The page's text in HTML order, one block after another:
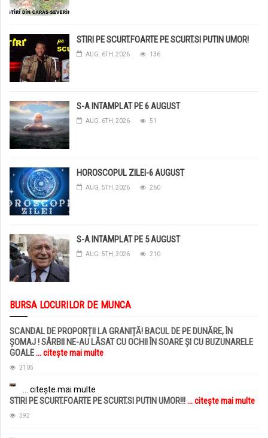
STIRI PE SCURT.FOARTE PE SCURT.SI PUTIN UMOR!
AUG. 6TH, 2026 136
S-A INTAMPLAT PE 6 AUGUST
AUG. 6TH, 2026 51
HOROSCOPUL ZILEI-6 AUGUST
AUG. 5TH, 2026 260
S-A INTAMPLAT PE 5 AUGUST
AUG. 5TH, 2026 210
BURSA LOCURILOR DE MUNCA
SCANDAL DE PROPORȚII LA GRANIȚĂ! BACUL DE PE DUNĂRE, ÎN
ȘOMAJ ! SÂRBII NE-AU LĂSAT CU OCHII ÎN SOARE ȘI CU BUZUNARELE
GOALE... citește mai multe
2105
... citește mai multe
STIRI PE SCURT.FOARTE PE SCURT.SI PUTIN UMOR!!!... citește mai multe
592